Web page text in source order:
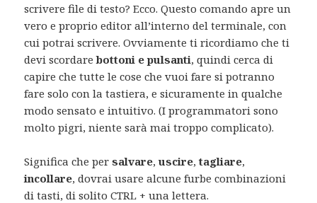
scrivere file di testo? Ecco. Questo comando apre un
vero e proprio editor all’interno del terminale, con
cui potrai scrivere. Ovviamente ti ricordiamo che ti
devi scordarebottoni e pulsanti, quindi cerca di
capire che tutte le cose che vuoi fare si potranno
fare solo con la tastiera, e sicuramente in qualche
modo sensato e intuitivo. (I programmatori sono
molto pigri, niente sarà mai troppo complicato).
Significa che persalvare,uscire,tagliare,
incollare, dovrai usare alcune furbe combinazioni
di tasti, di solito CTRL + una lettera.